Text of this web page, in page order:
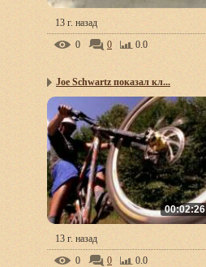
13 г. назад
0
0 0.0
Joe Schwartz показал кл...
00:02:26
13 г. назад
0
0 0.0